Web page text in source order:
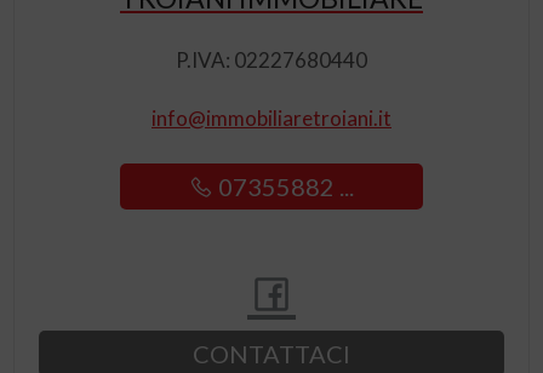
P.IVA: 02227680440
info@immobiliaretroiani.it
07355882 ...
CONTATTACI